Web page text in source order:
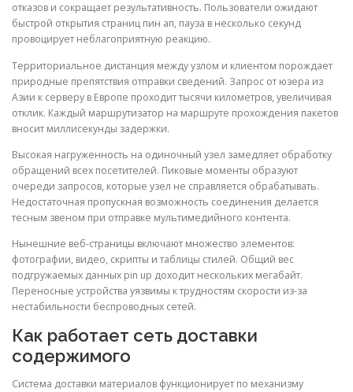
отказов и сокращает результативность. Пользователи ожидают
быстрой открытия страниц пин ап, пауза в несколько секунд
провоцирует неблагоприятную реакцию.
Территориальное дистанция между узлом и клиентом порождает
природные препятствия отправки сведений. Запрос от юзера из
Азии к серверу в Европе проходит тысячи километров, увеличивая
отклик. Каждый маршрутизатор на маршруте прохождения пакетов
вносит миллисекунды задержки.
Высокая нагруженность на одиночный узел замедляет обработку
обращений всех посетителей. Пиковые моменты образуют
очереди запросов, которые узел не справляется обрабатывать.
Недостаточная пропускная возможность соединения делается
тесным звеном при отправке мультимедийного контента.
Нынешние веб-страницы включают множество элементов:
фотографии, видео, скрипты и таблицы стилей. Общий вес
подгружаемых данных pin up доходит нескольких мегабайт.
Переносные устройства уязвимы к трудностям скорости из-за
нестабильности беспроводных сетей.
Как работает сеть доставки
содержимого
Система доставки материалов функционирует по механизму